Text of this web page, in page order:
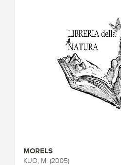
MORELS
KUO, M. (2005)